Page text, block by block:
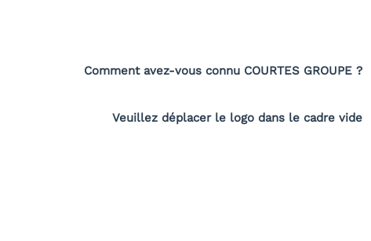
Comment avez-vous connu COURTES GROUPE ?
Veuillez déplacer le logo dans le cadre vide